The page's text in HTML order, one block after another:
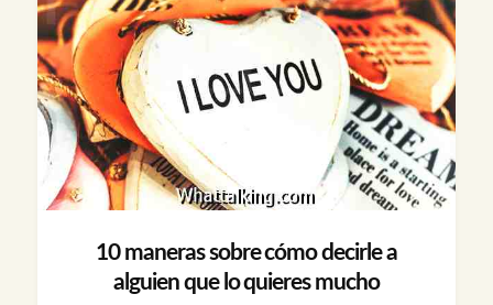
10 maneras sobre cómo decirle a
alguien que lo quieres mucho